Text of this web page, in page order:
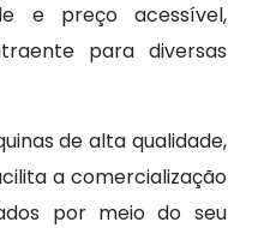
e preço acessível,
para diversas
de alta qualidade,
a comercialização
por meio do seu